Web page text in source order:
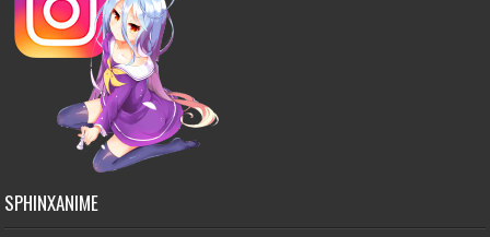
SPHINXANIME